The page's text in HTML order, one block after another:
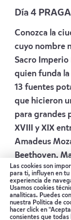
Día 4 PRAGA
Conozca la
cuyo nombre
Sacro Imperio
quien funda la
13 fuentes
que hicieron
para grandes
XVIII y XIX
Amadeus
Beethoven,
el Grande,
otros. Desde
de cine
a la mejor
Las cookies son
para ti, influyen en tu
experiencia de
Usamos cookies
analíticas. Puedes
nuestra Política de
hacer click en
consientes que todas